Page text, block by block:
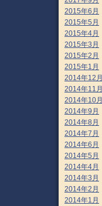
2015年6月
2015年5月
2015年4月
2015年3月
2015年2月
2015年1月
2014年12月
2014年11月
2014年10月
2014年9月
2014年8月
2014年7月
2014年6月
2014年5月
2014年4月
2014年3月
2014年2月
2014年1月